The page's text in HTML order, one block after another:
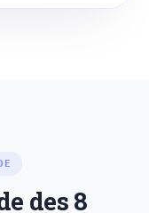
des 8